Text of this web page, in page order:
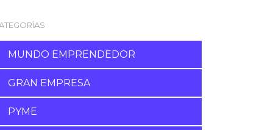
MUNDO EMPRENDEDOR
GRAN EMPRESA
PYME